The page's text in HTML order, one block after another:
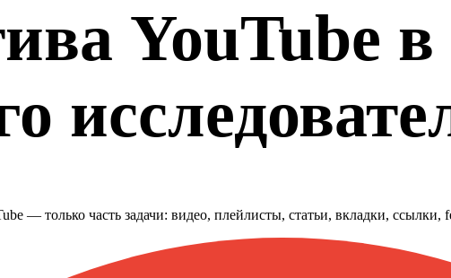
YouTube
— только часть задачи: видео, плейлисты, статьи, вкладки,